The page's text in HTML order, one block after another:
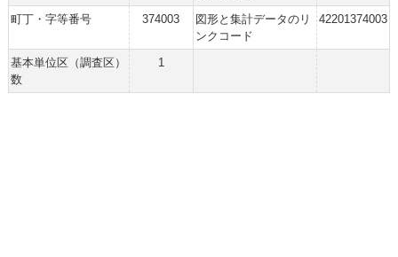
町丁・字等番号 374003
図形と集計データのリ
ンクコード
42201374003
基本単位区（調査区）
数
1